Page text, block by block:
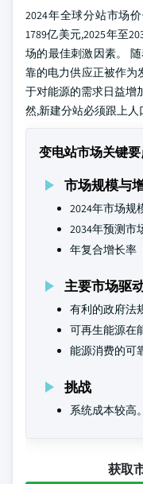
2024年全球分站市场
1789亿美元,2025年至
场的最佳刺激因素。
靠的电力供应正被作为
于对能源的需求日益增
然,新建分站必须跟上人
变电站市场关键要
市场规模与
2024年市场规
2034年预测市
年复合增长率
主要市场驱
有利的政府法
可再生能源在
能源消费的可
挑战
系统成本较高。
获取